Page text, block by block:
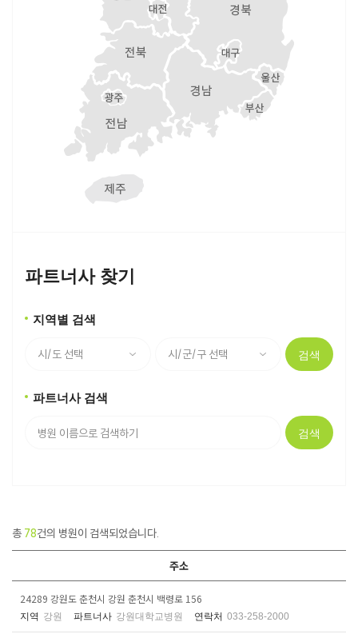
파트너사 찾기
지역별 검색
검색
파트너사 검색
검색
총 78건의 병원이 검색되었습니다.
주소
24289 강원도 춘천시 강원 춘천시 백령로 156
지역 강원 파트너사 강원대학교병원 연락처 033-258-2000